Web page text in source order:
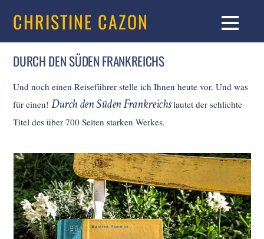
CHRISTINE CAZON
DURCH DEN SÜDEN FRANKREICHS
Und noch einen Reiseführer stelle ich Ihnen heute vor. Und was
für einen!Durch den Süden Frankreichslautet der schlichte
Titel des über 700 Seiten starken Werkes.